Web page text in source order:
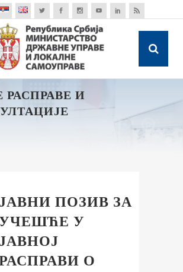
РАСПРАВЕ И
ЈАВНИ ПОЗИВ ЗА
У
ЈАВНОЈ
О